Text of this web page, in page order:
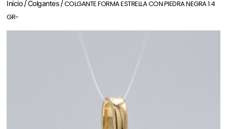
Inicio/Colgantes/ COLGANTE FORMA ESTRELLA CON PIEDRA NEGRA 1.4
GR-